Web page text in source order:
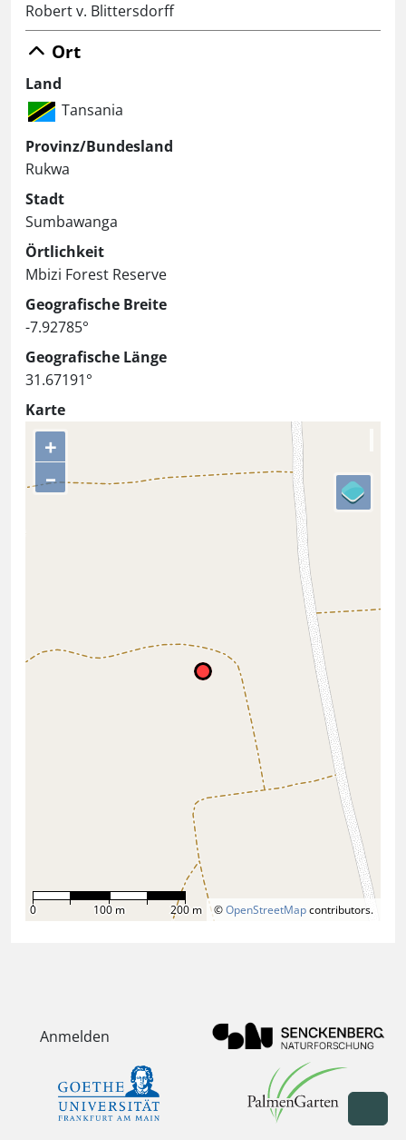
Robert v. Blittersdorff
Ort
Land
Tansania
Provinz/Bundesland
Rukwa
Stadt
Sumbawanga
Örtlichkeit
Mbizi Forest Reserve
Geografische Breite
-7.92785°
Geografische Länge
31.67191°
Karte
+
–
©OpenStreetMapcontributors.
0 100 m 200 m
Anmelden